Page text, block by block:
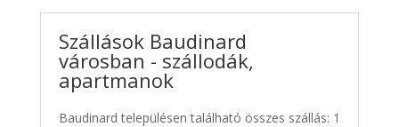
Szállások Baudinard
városban - szállodák,
apartmanok
Baudinard településen található összes szállás: 1